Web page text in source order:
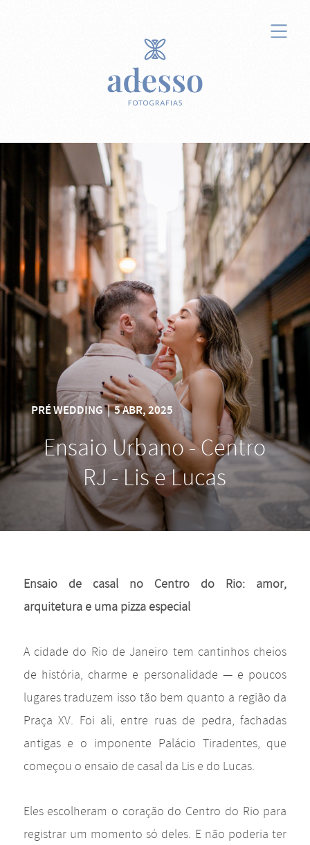
PRÉ WEDDING|5 ABR, 2025
Ensaio Urbano - Centro
RJ - Lis e Lucas
Ensaio de casal no Centro do Rio: amor,
arquitetura e uma pizza especial
A cidade do Rio de Janeiro tem cantinhos cheios
de história, charme e personalidade — e poucos
lugares traduzem isso tão bem quanto a região da
Praça XV. Foi ali, entre ruas de pedra, fachadas
antigas e o imponente Palácio Tiradentes, que
começou o ensaio de casal da Lis e do Lucas.
Eles escolheram o coração do Centro do Rio para
registrar um momento só deles. E não poderia ter